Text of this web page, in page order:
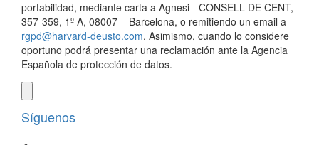
portabilidad, mediante carta a Agnesi - CONSELL DE CENT,
357-359, 1º A, 08007 – Barcelona, o remitiendo un email a
rgpd@harvard-deusto.com. Asimismo, cuando lo considere
oportuno podrá presentar una reclamación ante la Agencia
Española de protección de datos.
Síguenos